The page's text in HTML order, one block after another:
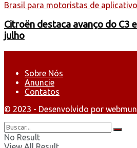
Citroën destaca avanço do C3
julho
Sobre Nós
Anuncie
Contatos
© 2023 - Desenvolvido por
No Result